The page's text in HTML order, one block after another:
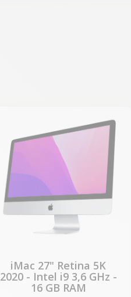
iMac 27" Retina 5K
2020 - Intel i9 3,6 GHz -
16 GB RAM